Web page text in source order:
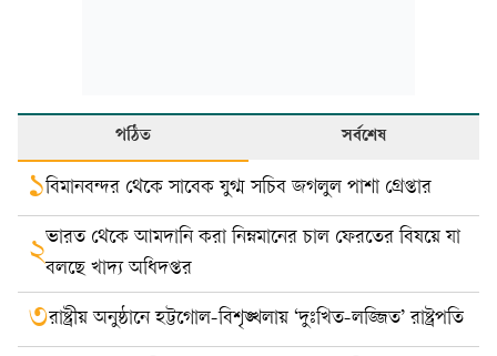
পঠিত সর্বশেষ
১বিমানবন্দর থেকে সাবেক যুগ্ম সচিব জগলুল পাশা গ্রেপ্তার
২ভারত থেকে আমদানি করা নিম্নমানের চাল ফেরতের বিষয়ে যা
বলছে খাদ্য অধিদপ্তর
৩রাষ্ট্রীয় অনুষ্ঠানে হট্টগোল-বিশৃঙ্খলায় ‘দুঃখিত-লজ্জিত’ রাষ্ট্রপতি